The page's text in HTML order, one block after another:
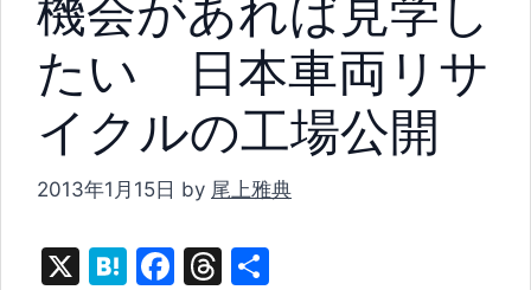
機会があれば見学し
たい 日本車両リサ
イクルの工場公開
2013年1月15日 by 尾上雅典
X
H
F
T